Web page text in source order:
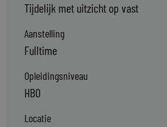
Tijdelijk met uitzicht op vast
Aanstelling
Fulltime
Opleidingsniveau
HBO
Locatie